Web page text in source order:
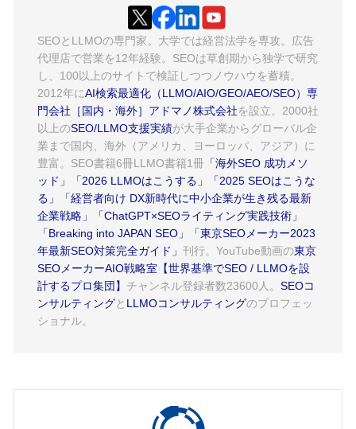
SEOとLLMOの専門家。大学では経営法学を専攻。広告
代理店で営業を12年経験。SEOは草創期から独学で研究
し、100以上のサイトで検証しつつノウハウを蓄積。
2012年にAI検索最適化（LLMO/AIO/GEO/AEO/SEO）専
門会社［国内・海外］アドマノ株式会社を設立。2000社
以上のSEO/LLMO支援実績が大手企業からグローバル企
業まで国内、海外（アメリカ、ヨーロッパ、アジア）に
豊富。SEO書籍6冊LLMO書籍1冊 「海外SEO 成功メソ
ッド」
「2026 LLMOはこうする」
「2025 SEOはこうな
る」
「経営者向け DX新時代に中小企業が生き残る最新
企業戦略」
「ChatGPT×SEOライティング実践技術」
「Breaking into JAPAN SEO」
「東京SEOメーカー2023
年最新SEO対策完全ガイド」 刊行。YouTube動画の東京
SEOメーカーAIO戦略室【世界基準でSEO / LLMOを設
計するプロ集団】 チャンネル登録者数23600人。 SEOコ
ンサルティングと LLMOコンサルティングのプロフェッ
ショナル。